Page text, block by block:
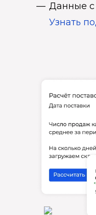
Данные с
Узнать